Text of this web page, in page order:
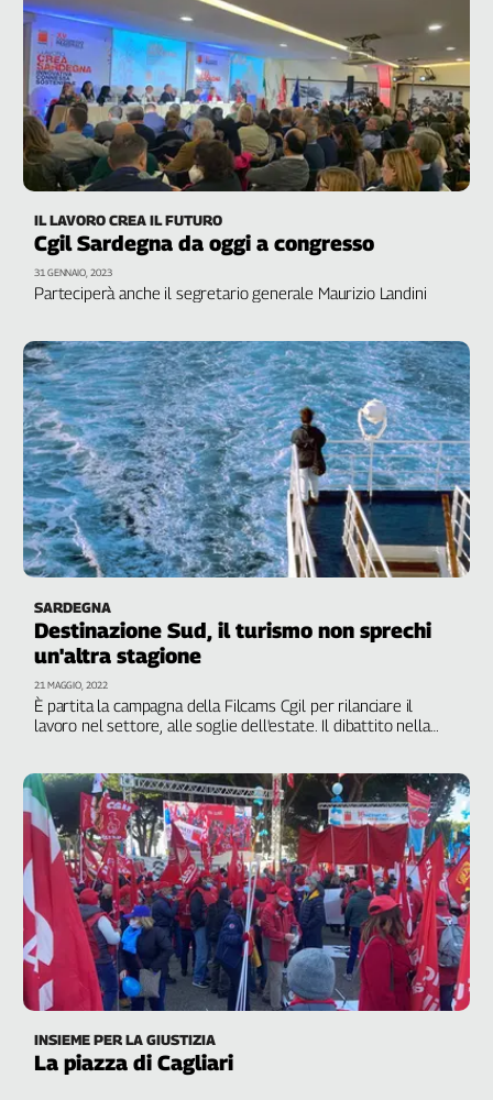
IL LAVORO CREA IL FUTURO
Cgil Sardegna da oggi a congresso
Parteciperà anche il segretario generale Maurizio Landini
31 GENNAIO, 2023
SARDEGNA
Destinazione Sud, il turismo non sprechi
un'altra stagione
È partita la campagna della Filcams Cgil per rilanciare il
lavoro nel settore, alle soglie dell'estate. Il dibattito nella
precarietà non sono le risposte. Le prossime tappe: Puglia,
Basilicata, Abruzzo e Campania
21 MAGGIO, 2022
INSIEME PER LA GIUSTIZIA
La piazza di Cagliari